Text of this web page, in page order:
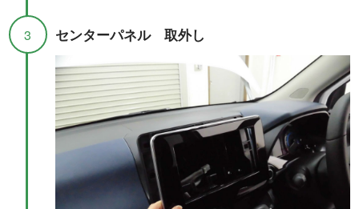
3 センターパネル 取外し